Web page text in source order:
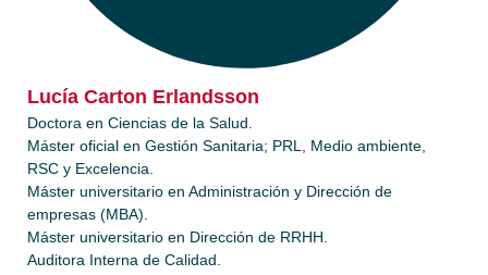
Lucía Carton Erlandsson
Doctora en Ciencias de la Salud.
Máster oficial en Gestión Sanitaria; PRL, Medio ambiente,
RSC y Excelencia.
Máster universitario en Administración y Dirección de
empresas (MBA).
Máster universitario en Dirección de RRHH.
Auditora Interna de Calidad.